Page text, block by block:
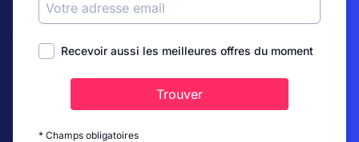
Recevoir aussi les meilleures offres du moment
Trouver
* Champs obligatoires